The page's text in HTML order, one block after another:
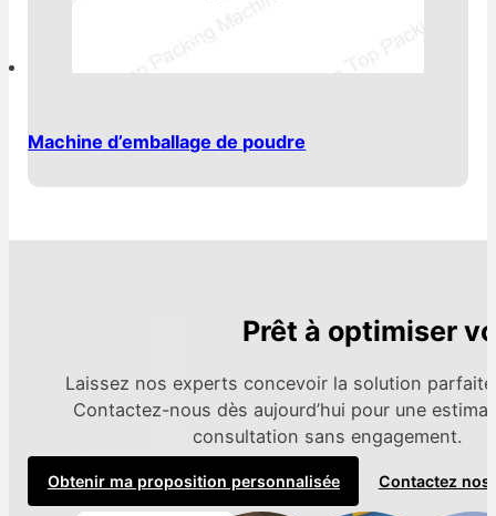
Machine d’emballage de poudre
Prêt à optimiser
Laissez nos experts concevoir la solution
Contactez-nous dès aujourd’hui pour une
consultation sans engagement.
Obtenir ma proposition personnalisée Contactez nos